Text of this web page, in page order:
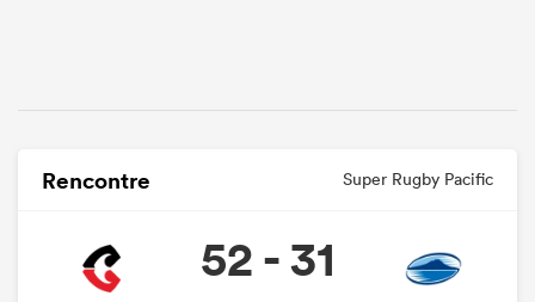
Rencontre Super Rugby Pacific
52 - 31